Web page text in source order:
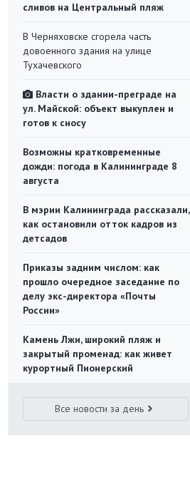
сливов на Центральный пляж
В Черняховске сгорела часть
довоенного здания на улице
Тухачевского
Власти о здании-преграде на
ул. Майской: объект выкуплен и
готов к сносу
Возможны кратковременные
дожди: погода в Калининграде 8
августа
В мэрии Калининграда рассказали,
как остановили отток кадров из
детсадов
Приказы задним числом: как
прошло очередное заседание по
делу экс-директора «Почты
России»
Камень Лжи, широкий пляж и
закрытый променад: как живет
курортный Пионерский
Все новости за день